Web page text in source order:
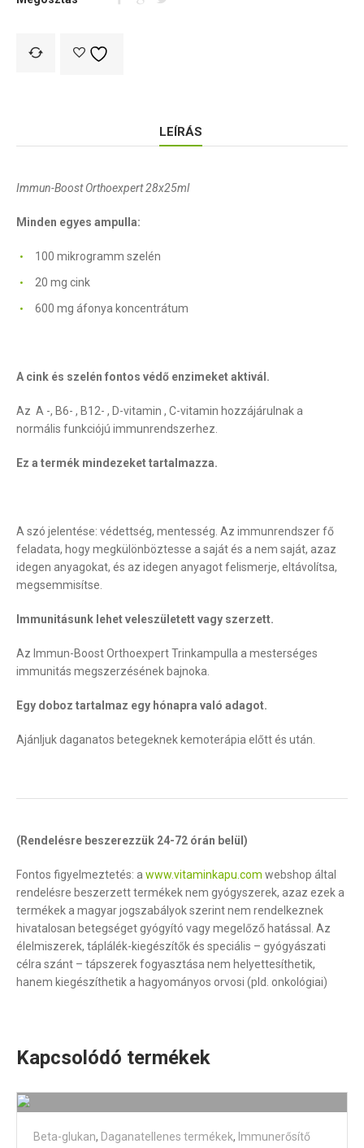
LEÍRÁS
Immun-Boost Orthoexpert 28x25ml
Minden egyes ampulla:
100 mikrogramm szelén
20 mg cink
600 mg áfonya koncentrátum
A cink és szelén fontos védő enzimeket aktivál.
Az A -, B6- , B12- , D-vitamin , C-vitamin hozzájárulnak a
normális funkciójú immunrendszerhez.
Ez a termék mindezeket tartalmazza.
A szó jelentése: védettség, mentesség. Az immunrendszer fő
feladata, hogy megkülönböztesse a saját és a nem saját, azaz
idegen anyagokat, és az idegen anyagot felismerje, eltávolítsa,
megsemmisítse.
Immunitásunk lehet veleszületett vagy szerzett.
Az Immun-Boost Orthoexpert Trinkampulla a mesterséges
immunitás megszerzésének bajnoka.
Egy doboz tartalmaz egy hónapra való adagot.
Ajánljuk daganatos betegeknek kemoterápia előtt és után.
(Rendelésre beszerezzük 24-72 órán belül)
Fontos figyelmeztetés: awww.vitaminkapu.com webshop által
rendelésre beszerzett termékek nem gyógyszerek, azaz ezek a
termékek a magyar jogszabályok szerint nem rendelkeznek
hivatalosan betegséget gyógyító vagy megelőző hatással. Az
élelmiszerek, táplálék-kiegészítők és speciális – gyógyászati
célra szánt – tápszerek fogyasztása nem helyettesíthetik,
hanem kiegészíthetik a hagyományos orvosi (pld. onkológiai)
Kapcsolódó termékek
Beta-glukan, Daganatellenes termékek, Immunerősítő